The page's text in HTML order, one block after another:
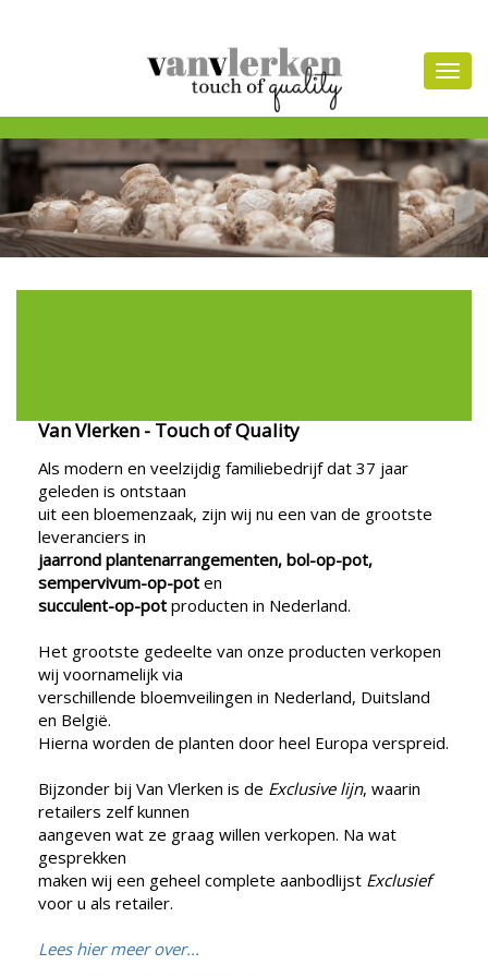
Van Vlerken - Touch of Quality
Als modern en veelzijdig familiebedrijf dat 37 jaar
geleden is ontstaan
uit een bloemenzaak, zijn wij nu een van de grootste
leveranciers in
jaarrond plantenarrangementen, bol-op-pot,
sempervivum-op-pot en
succulent-op-pot producten in Nederland.
Het grootste gedeelte van onze producten verkopen
wij voornamelijk via
verschillende bloemveilingen in Nederland, Duitsland
en België.
Hierna worden de planten door heel Europa verspreid.
Bijzonder bij Van Vlerken is de Exclusive lijn, waarin
retailers zelf kunnen
aangeven wat ze graag willen verkopen. Na wat
gesprekken
maken wij een geheel complete aanbodlijst Exclusief
voor u als retailer.
Lees hier meer over...